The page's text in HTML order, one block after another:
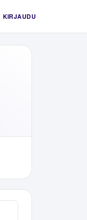
KIRJAUDU